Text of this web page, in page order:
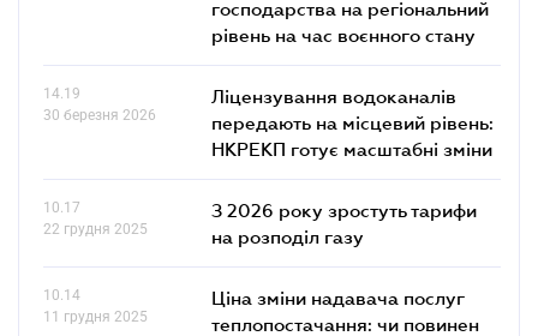
господарства на регіональний
рівень на час воєнного стану
14.19
30 березня 2026
Ліцензування водоканалів
передають на місцевий рівень:
НКРЕКП готує масштабні зміни
10.17
22 грудня 2025
З 2026 року зростуть тарифи
на розподіл газу
10.14
11 грудня 2025
Ціна зміни надавача послуг
теплопостачання: чи повинен